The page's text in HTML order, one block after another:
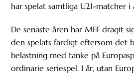
har spelat samtliga U21-matcher
De senaste åren har MFF dragit
den spelats färdigt eftersom det
belastning med tanke på
ordinarie seriespel. I år, utan